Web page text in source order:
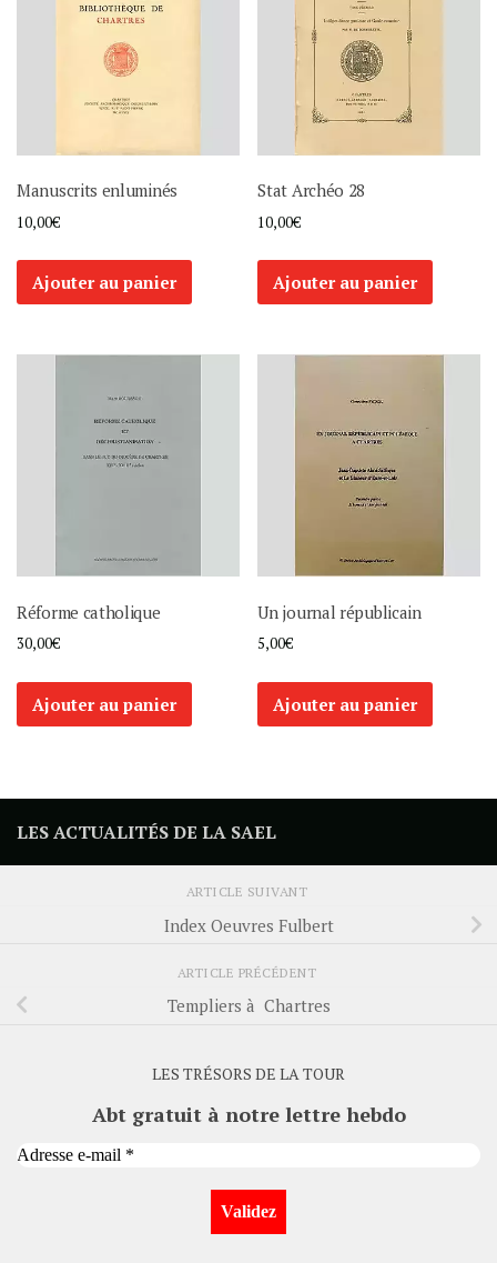
Manuscrits enluminés
10,00€
Ajouter au panier
Stat Archéo 28
10,00€
Ajouter au panier
Réforme catholique
30,00€
Ajouter au panier
Un journal républicain
5,00€
Ajouter au panier
LES ACTUALITÉS DE LA SAEL
ARTICLE SUIVANT
Index Oeuvres Fulbert
ARTICLE PRÉCÉDENT
Templiers à Chartres
LES TRÉSORS DE LA TOUR
Abt gratuit à notre lettre hebdo